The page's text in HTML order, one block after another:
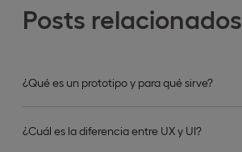
Posts relacionados
¿Qué es un prototipo y para qué sirve?
¿Cuál es la diferencia entre UX y UI?